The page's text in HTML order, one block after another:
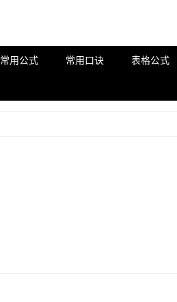
常用公式 常用口诀 表格公式